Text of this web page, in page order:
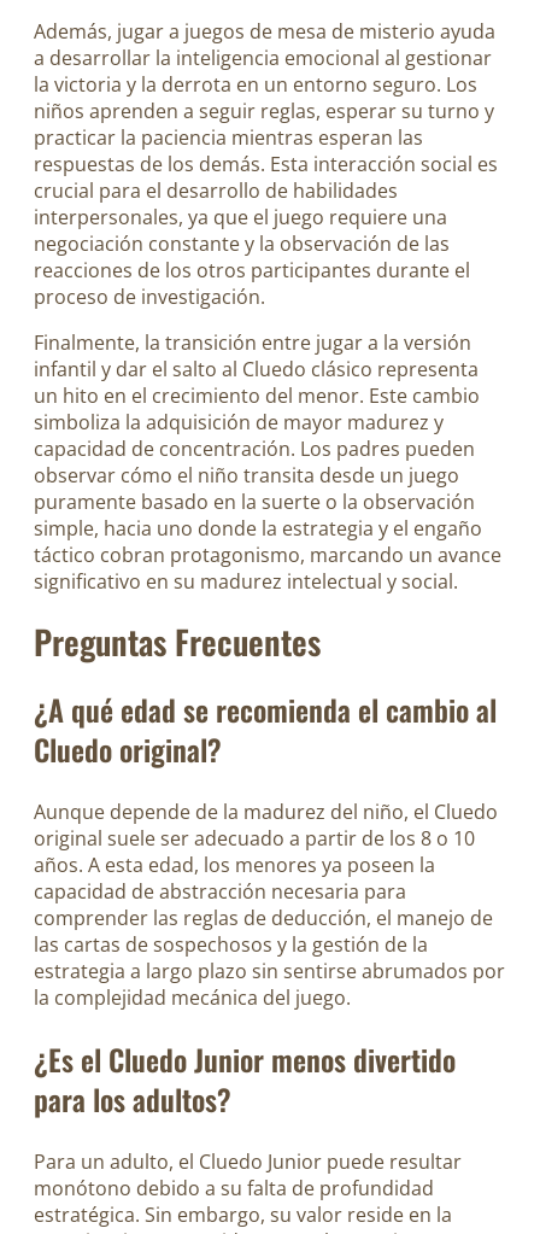
Además, jugar a juegos de mesa de misterio ayuda
a desarrollar la inteligencia emocional al gestionar
la victoria y la derrota en un entorno seguro. Los
niños aprenden a seguir reglas, esperar su turno y
practicar la paciencia mientras esperan las
respuestas de los demás. Esta interacción social es
crucial para el desarrollo de habilidades
interpersonales, ya que el juego requiere una
negociación constante y la observación de las
reacciones de los otros participantes durante el
proceso de investigación.
Finalmente, la transición entre jugar a la versión
infantil y dar el salto al Cluedo clásico representa
un hito en el crecimiento del menor. Este cambio
simboliza la adquisición de mayor madurez y
capacidad de concentración. Los padres pueden
observar cómo el niño transita desde un juego
puramente basado en la suerte o la observación
simple, hacia uno donde la estrategia y el engaño
táctico cobran protagonismo, marcando un avance
significativo en su madurez intelectual y social.
Preguntas Frecuentes
¿A qué edad se recomienda el cambio al
Cluedo original?
Aunque depende de la madurez del niño, el Cluedo
original suele ser adecuado a partir de los 8 o 10
años. A esta edad, los menores ya poseen la
capacidad de abstracción necesaria para
comprender las reglas de deducción, el manejo de
las cartas de sospechosos y la gestión de la
estrategia a largo plazo sin sentirse abrumados por
la complejidad mecánica del juego.
¿Es el Cluedo Junior menos divertido
para los adultos?
Para un adulto, el Cluedo Junior puede resultar
monótono debido a su falta de profundidad
estratégica. Sin embargo, su valor reside en la